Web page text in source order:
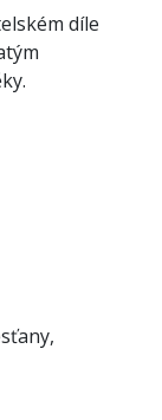
díle